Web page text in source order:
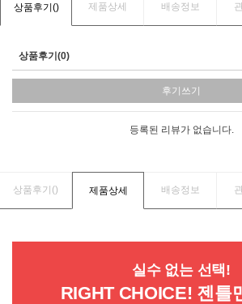
상품후기() 제품상세 배송정보
상품후기(0)
후기쓰기
등록된 리뷰가 없습니다.
상품후기() 제품상세 배송정보
실수 없는 선택!
RIGHT CHOICE! 젠틀